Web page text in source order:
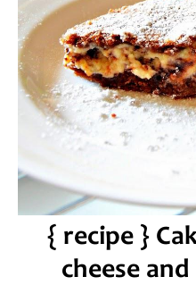
{ recipe }
cheese